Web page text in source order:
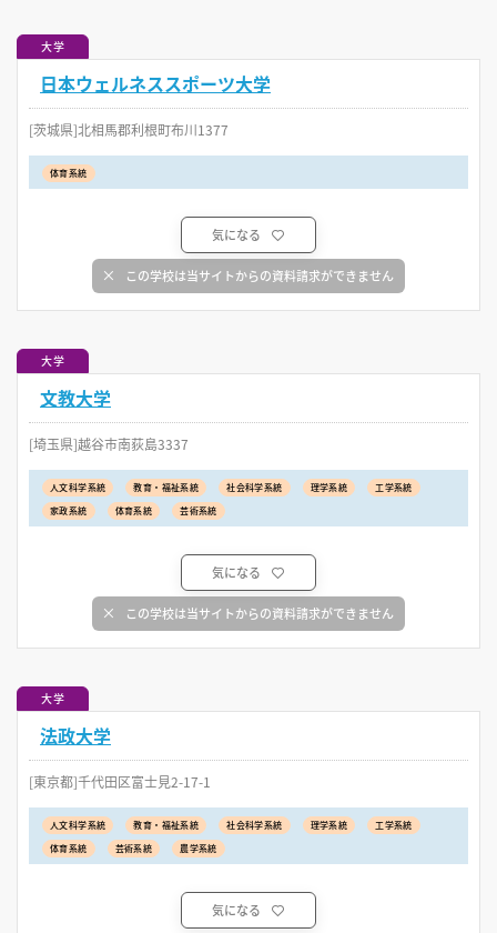
大学
日本ウェルネススポーツ大学
[茨城県]北相馬郡利根町布川1377
体育系統
気になる
この学校は当サイトからの資料請求ができません
大学
文教大学
[埼玉県]越谷市南荻島3337
人文科学系統 教育・福祉系統 社会科学系統 理学系統
工学系統
家政系統
体育系統 芸術系統
気になる
この学校は当サイトからの資料請求ができません
大学
法政大学
[東京都]千代田区富士見2-17-1
人文科学系統 教育・福祉系統 社会科学系統 理学系統
工学系統
体育系統
芸術系統 農学系統
気になる